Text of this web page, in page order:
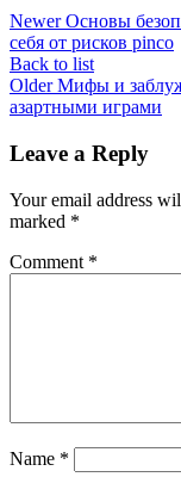
Newer Основы
себя от рисков pinco
Back to list
Older Мифы и
азартными играми
Leave a Reply
Your email address
marked *
Comment *
Name *